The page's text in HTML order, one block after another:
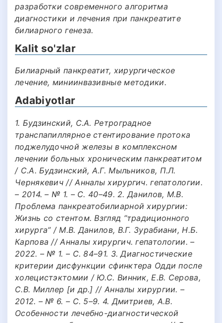
разработки современного алгоритма
диагностики и лечения при панкреатите
билиарного генеза.
Kalit so'zlar
Билиарный панкреатит, хирургическое
лечение, миниинвазивные методики.
Adabiyotlar
1. Будзинский, С.А. Ретроградное
транспапиллярное стентирование протока
поджелудочной железы в комплексном
лечении больных хроническим панкреатитом
/ С.А. Будзинский, А.Г. Мыльников, П.Л.
Чернякевич // Анналы хирургич. гепатологии.
– 2014. – № 1. – С. 40–49. 2. Данилов, М.В.
Проблема панкреатобилиарной хирургии:
Жизнь со стентом. Взгляд ”традиционного
хирурга” / М.В. Данилов, В.Г. Зурабиани, Н.Б.
Карпова // Анналы хирургич. гепатологии. –
2022. – № 1. – С. 84–91. 3. Диагностические
критерии дисфункции сфинктера Одди после
холецистэктомии / Ю.С. Винник, Е.В. Серова,
С.В. Миллер [и др.] // Анналы хирургии. –
2012. – № 6. – С. 5–9. 4. Дмитриев, А.В.
Особенности лечебно-диагностической